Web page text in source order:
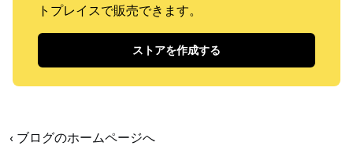
トプレイスで販売できます。
ストアを作成する
‹ ブログのホームページへ